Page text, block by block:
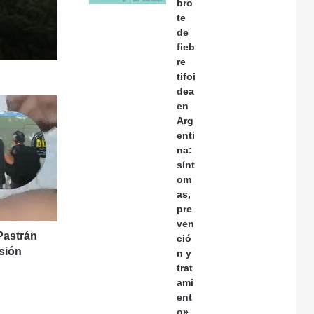
bro
te
de
fieb
re
tifoi
dea
en
Arg
enti
na:
sínt
om
as,
pre
ven
ció
n y
trat
ami
ent